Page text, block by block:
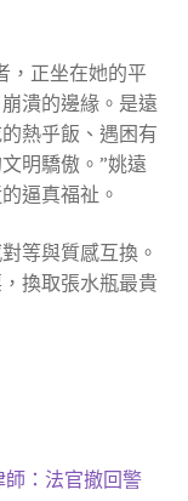
，正坐在她的平
潰的邊緣。是遠
熱乎飯、遇困有
明驕傲。”姚遠
逼真福祉。
等與質感互換。
換取張水瓶最貴
：法官撤回警